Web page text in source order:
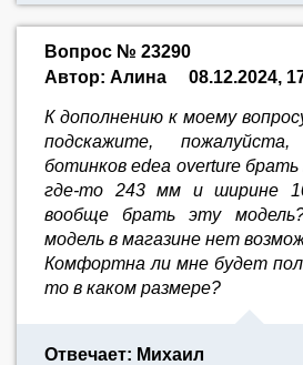
Вопрос № 23290
Автор: Алина
08.12.2024,
К дополнению к моему
подскажите,
ботинков edea overture
где-то 243 мм и ширине
вообще брать эту
модель в магазине нет
Комфортна ли мне будет
то в каком размере?
Отвечает: Михаил